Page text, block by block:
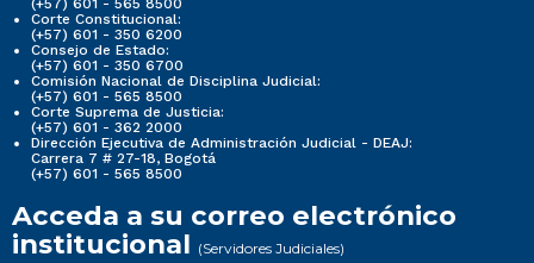
(+57) 601 - 565 8500
Corte Constitucional:
(+57) 601 - 350 6200
Consejo de Estado:
(+57) 601 - 350 6700
Comisión Nacional de Disciplina Judicial:
(+57) 601 - 565 8500
Corte Suprema de Justicia:
(+57) 601 - 362 2000
Dirección Ejecutiva de Administración Judicial - DEAJ:
Carrera 7 # 27-18, Bogotá
(+57) 601 - 565 8500
Acceda a su correo electrónico
institucional (Servidores Judiciales)